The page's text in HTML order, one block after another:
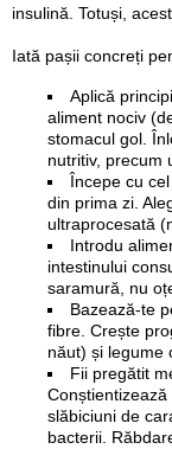
insulină. Totuși,
Iată pașii concreți
Aplică
aliment nociv
stomacul gol.
nutritiv, precum
Începe cu
din prima zi.
ultraprocesată
Introdu
intestinului
saramură, nu
Bazează-te
fibre. Crește
năut) și legume
Fii pregătit
slăbiciuni de
bacterii.